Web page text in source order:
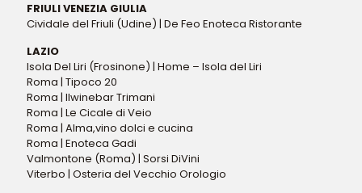
FRIULI VENEZIA GIULIA
Cividale del Friuli (Udine) | De Feo Enoteca Ristorante
LAZIO
Isola Del Liri (Frosinone) | Home – Isola del Liri
Roma | Tipoco 20
Roma | Ilwinebar Trimani
Roma | Le Cicale di Veio
Roma | Alma,vino dolci e cucina
Roma | Enoteca Gadi
Valmontone (Roma) | Sorsi DiVini
Viterbo | Osteria del Vecchio Orologio